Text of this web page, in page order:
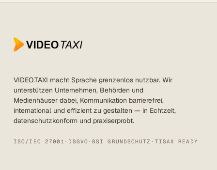
VIDEO.TAXI macht Sprache grenzenlos nutzbar. Wir
unterstützen Unternehmen, Behörden und
Medienhäuser dabei, Kommunikation barrierefrei,
international und effizient zu gestalten — in Echtzeit,
datenschutzkonform und praxiserprobt.
ISO/IEC 27001 · DSGVO · BSI GRUNDSCHUTZ · TISAX READY